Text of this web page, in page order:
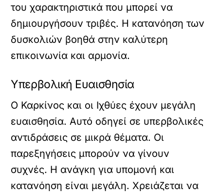
του χαρακτηριστικά που μπορεί να
δημιουργήσουν τριβές. Η κατανόηση των
δυσκολιών βοηθά στην καλύτερη
επικοινωνία και αρμονία.
Υπερβολική Ευαισθησία
Ο Καρκίνος και οι Ιχθύες έχουν μεγάλη
ευαισθησία. Αυτό οδηγεί σε υπερβολικές
αντιδράσεις σε μικρά θέματα. Οι
παρεξηγήσεις μπορούν να γίνουν
συχνές. Η ανάγκη για υπομονή και
κατανόηση είναι μεγάλη. Χρειάζεται να